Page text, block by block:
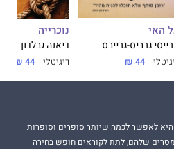
האי
גרביס-גרייבס
44 ₪
נוכרייה
דיאנה גבלדון
דיגיטלי 44 ₪
לאפשר לכמה שיותר סופרים וסופרות
שלהם, לתת לקוראים חופש בחירה